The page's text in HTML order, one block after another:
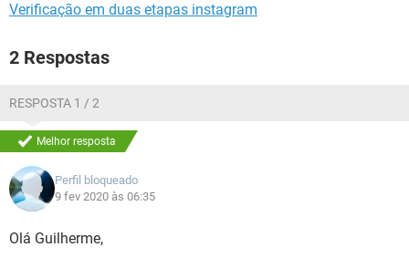
Verificação em duas etapas instagram
2 Respostas
RESPOSTA 1 / 2
Melhor resposta
Perfil bloqueado
9 fev 2020 às 06:35
Olá Guilherme,